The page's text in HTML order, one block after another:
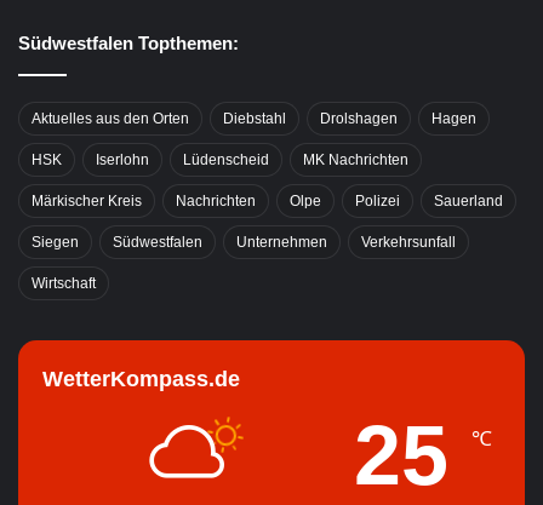
Südwestfalen Topthemen:
Aktuelles aus den Orten Diebstahl Drolshagen Hagen
HSK Iserlohn Lüdenscheid MK Nachrichten
Märkischer Kreis Nachrichten Olpe Polizei Sauerland
Siegen Südwestfalen Unternehmen Verkehrsunfall
Wirtschaft
WetterKompass.de
25 ℃